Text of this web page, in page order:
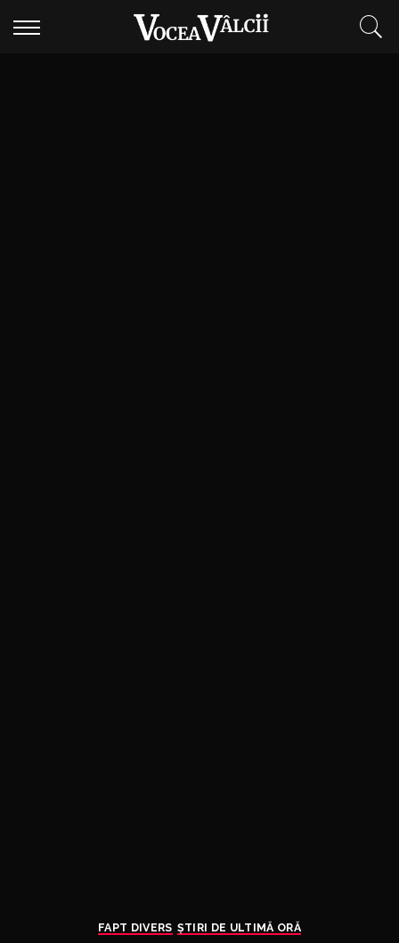
FAPT DIVERS ȘTIRI DE ULTIMĂ ORĂ